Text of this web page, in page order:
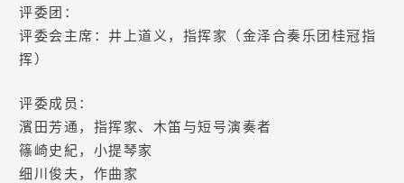
评委团：
评委会主席：井上道义，指挥家（金泽合奏乐团桂冠指
挥）
评委成员：
濱田芳通，指挥家、木笛与短号演奏者
篠崎史紀，小提琴家
细川俊夫，作曲家